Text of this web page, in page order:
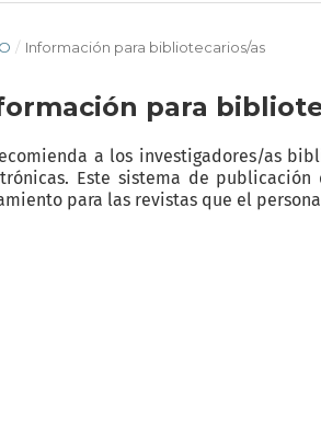
/ Información para bibliotecarios/as
para
a los investigadores/as
Este sistema de
para las revistas que el